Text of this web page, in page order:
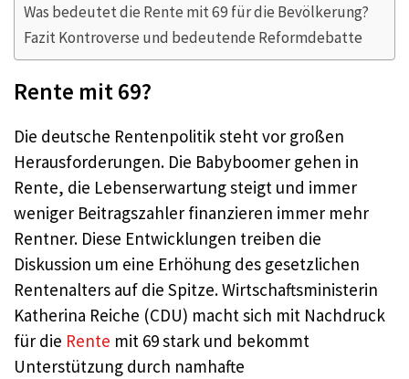
Was bedeutet die Rente mit 69 für die Bevölkerung?
Fazit Kontroverse und bedeutende Reformdebatte
Rente mit 69?
Die deutsche Rentenpolitik steht vor großen
Herausforderungen. Die Babyboomer gehen in
Rente, die Lebenserwartung steigt und immer
weniger Beitragszahler finanzieren immer mehr
Rentner. Diese Entwicklungen treiben die
Diskussion um eine Erhöhung des gesetzlichen
Rentenalters auf die Spitze. Wirtschaftsministerin
Katherina Reiche (CDU) macht sich mit Nachdruck
für die Rente mit 69 stark und bekommt
Unterstützung durch namhafte